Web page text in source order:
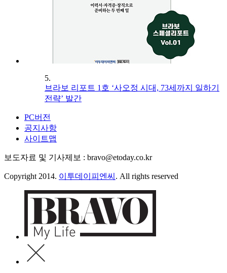
5.
브라보 리포트 1호 ‘사오정 시대, 73세까지 일하기
전략’ 발간
PC버전
공지사항
사이트맵
보도자료 및 기사제보 : bravo@etoday.co.kr
Copyright 2014. 이투데이피엔씨 . All rights reserved